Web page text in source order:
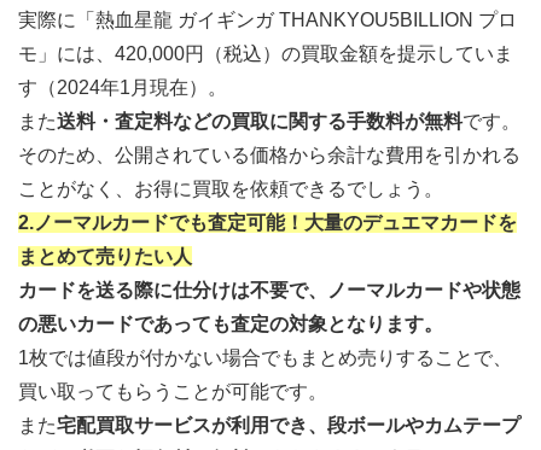
実際に「熱血星龍 ガイギンガ THANKYOU5BILLION プロ
モ」には、420,000円（税込）の買取金額を提示していま
す（2024年1月現在）。
また送料・査定料などの買取に関する手数料が無料です。
そのため、公開されている価格から余計な費用を引かれる
ことがなく、お得に買取を依頼できるでしょう。
2.ノーマルカードでも査定可能！大量のデュエマカードを
まとめて売りたい人
カードを送る際に仕分けは不要で、ノーマルカードや状態
の悪いカードであっても査定の対象となります。
1枚では値段が付かない場合でもまとめ売りすることで、
買い取ってもらうことが可能です。
また宅配買取サービスが利用でき、段ボールやカムテープ